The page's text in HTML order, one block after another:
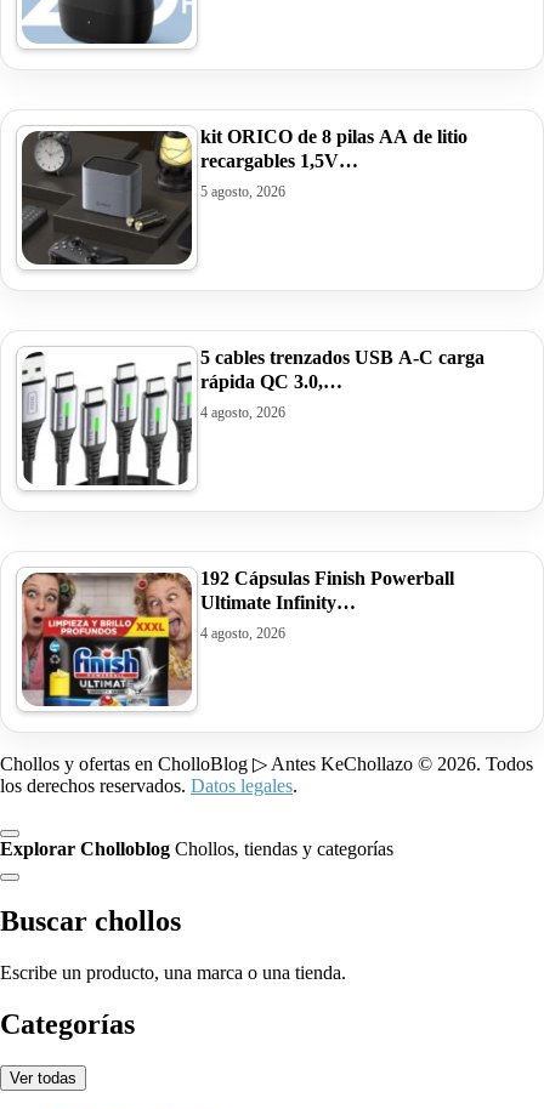
kit ORICO de 8 pilas AA de litio
recargables 1,5V…
5 agosto, 2026
5 cables trenzados USB A-C carga
rápida QC 3.0,…
4 agosto, 2026
192 Cápsulas Finish Powerball
Ultimate Infinity…
4 agosto, 2026
Chollos y ofertas en CholloBlog ▷ Antes KeChollazo © 2026. Todos
los derechos reservados. Datos legales.
Explorar Cholloblog Chollos, tiendas y categorías
Buscar chollos
Escribe un producto, una marca o una tienda.
Categorías
Ver todas